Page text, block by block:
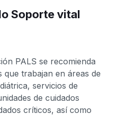
Soporte vital
PALS se recomienda
que trabajan en áreas de
servicios de
de cuidados
críticos, así como